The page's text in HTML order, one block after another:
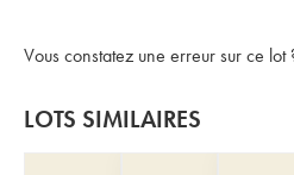
Vous constatez une erreur sur ce lot
LOTS SIMILAIRES